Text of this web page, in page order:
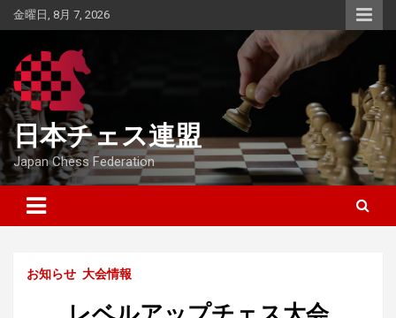
Skip
to
金曜日, 8月 7, 2026
日本チェス連盟
Japan Chess Federation
お知らせ 大会情報